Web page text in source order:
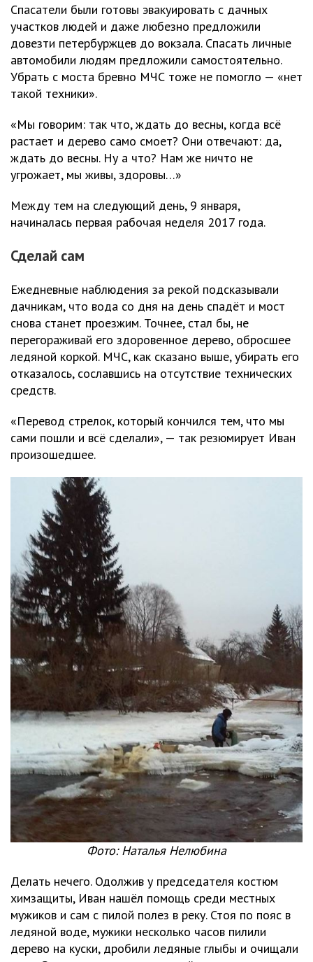
Спасатели были готовы эвакуировать с дачных
участков людей и даже любезно предложили
довезти петербуржцев до вокзала. Спасать личные
автомобили людям предложили самостоятельно.
Убрать с моста бревно МЧС тоже не помогло — «нет
такой техники».
«Мы говорим: так что, ждать до весны, когда всё
растает и дерево само смоет? Они отвечают: да,
ждать до весны. Ну а что? Нам же ничто не
угрожает, мы живы, здоровы…»
Между тем на следующий день, 9 января,
начиналась первая рабочая неделя 2017 года.
Сделай сам
Ежедневные наблюдения за рекой подсказывали
дачникам, что вода со дня на день спадёт и мост
снова станет проезжим. Точнее, стал бы, не
перегораживай его здоровенное дерево, обросшее
ледяной коркой. МЧС, как сказано выше, убирать его
отказалось, сославшись на отсутствие технических
средств.
«Перевод стрелок, который кончился тем, что мы
сами пошли и всё сделали», — так резюмирует Иван
произошедшее.
Фото: Наталья Нелюбина
Делать нечего. Одолжив у председателя костюм
химзащиты, Иван нашёл помощь среди местных
мужиков и сам с пилой полез в реку. Стоя по пояс в
ледяной воде, мужики несколько часов пилили
дерево на куски, дробили ледяные глыбы и очищали